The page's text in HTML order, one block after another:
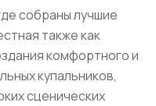
собраны лучшие
также как
комфортного и
купальников,
сценических